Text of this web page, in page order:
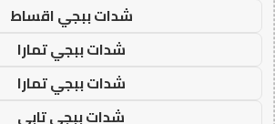
شدات ببجي اقساط
شدات ببجي تمارا
شدات ببجي تمارا
شدات ببجي تابي